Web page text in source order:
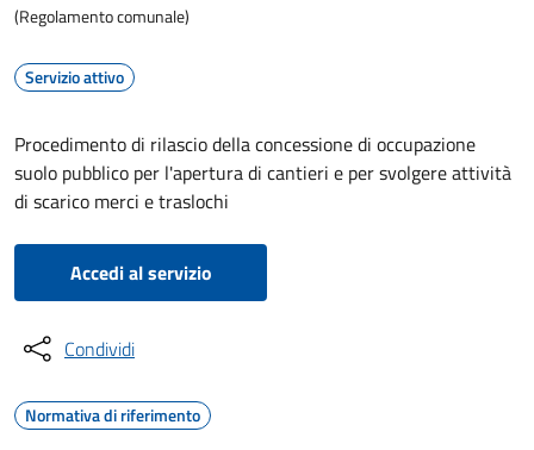
(Regolamento comunale)
Servizio attivo
Procedimento di rilascio della concessione di occupazione
suolo pubblico per l'apertura di cantieri e per svolgere attività
di scarico merci e traslochi
Accedi al servizio
Condividi
Normativa di riferimento